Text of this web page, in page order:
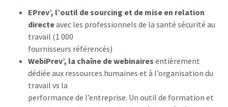
EPrev’, l’outil de sourcing et de mise en relation
directeavec les professionnels de la santé sécurité au
travail (1 000
fournisseurs référencés)
WebiPrev’, la chaîne de webinaires entièrement
dédiée aux ressources humaines et à l’organisation du
travail vs la
performance de l’entreprise. Un outil de formation et